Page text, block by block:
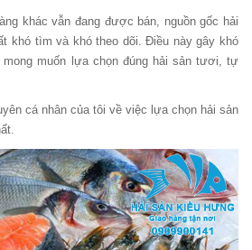
khác vẫn đang được bán, nguồn gốc hải
khó tìm và khó theo dõi. Điều này gây khó
mong muốn lựa chọn đúng hải sản tươi, tự
cá nhân của tôi về việc lựa chọn hải sản